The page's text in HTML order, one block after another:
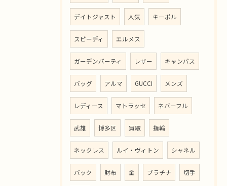
デイトジャスト 人気 キーポル
スピーディ エルメス
ガーデンパーティ レザー キャンパス
バッグ アルマ GUCCI メンズ
レディース マトラッセ ネバーフル
武雄 博多区 買取 指輪
ネックレス ルイ・ヴィトン シャネル
バック 財布 金 プラチナ 切手